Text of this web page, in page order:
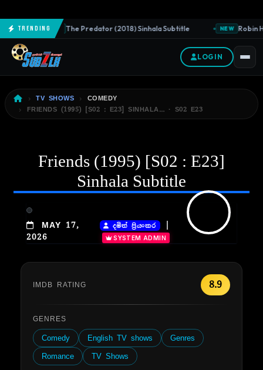
TrendingNEW The Predator (2018) Sinhala Subtitle NEW Robin
LOGIN
TV SHOWS
COMEDY
FRIENDS (1995) [S02 : E23] SINHALA… · S02 E23
Friends (1995) [S02 : E23]
Sinhala Subtitle
MAY 17,
2026
දමිත් ප්‍රියංකර
SYSTEM ADMIN
IMDB RATING 8.9
GENRES
Comedy English TV shows
Genres
Romance
TV Shows